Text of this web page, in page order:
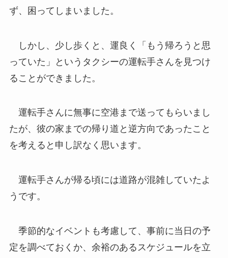
ず、困ってしまいました。
しかし、少し歩くと、運良く「もう帰ろうと思
っていた」というタクシーの運転手さんを見つけ
ることができました。
運転手さんに無事に空港まで送ってもらいまし
たが、彼の家までの帰り道と逆方向であったこと
を考えると申し訳なく思います。
運転手さんが帰る頃には道路が混雑していたよ
うです。
季節的なイベントも考慮して、事前に当日の予
定を調べておくか、余裕のあるスケジュールを立